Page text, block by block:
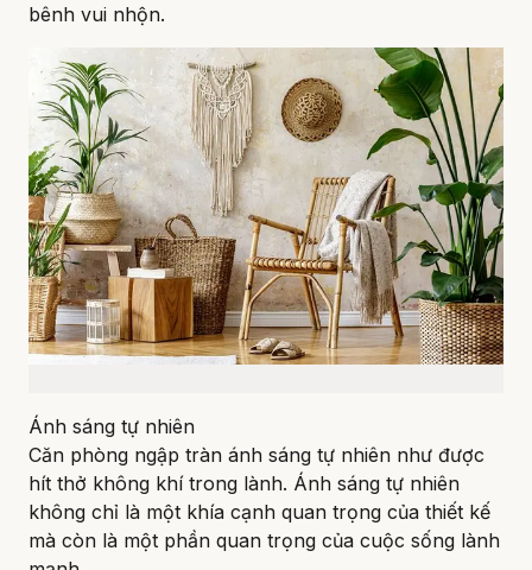
bênh vui nhộn.
Ánh sáng tự nhiên
Căn phòng ngập tràn ánh sáng tự nhiên như được
hít thở không khí trong lành. Ánh sáng tự nhiên
không chỉ là một khía cạnh quan trọng của thiết kế
mà còn là một phần quan trọng của cuộc sống lành